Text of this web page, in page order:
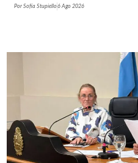
PorSofía Stupiello6 Ago 2026